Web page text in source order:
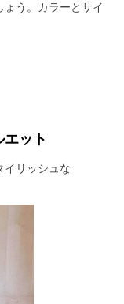
う。カラーとサイ
ット
イリッシュな